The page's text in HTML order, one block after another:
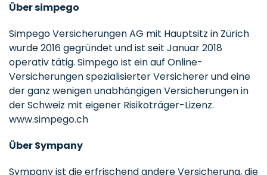
Über simpego
Simpego Versicherungen AG mit Hauptsitz in Zürich
wurde 2016 gegründet und ist seit Januar 2018
operativ tätig. Simpego ist ein auf Online-
Versicherungen spezialisierter Versicherer und eine
der ganz wenigen unabhängigen Versicherungen in
der Schweiz mit eigener Risikoträger-Lizenz.
www.simpego.ch
Über Sympany
Sympany ist die erfrischend andere Versicherung, die